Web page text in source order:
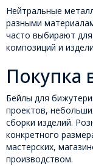
Нейтральные
разными
часто выбирают для
композиций и
Покупка
Бейлы для
проектов,
сборки изделий.
конкретного
мастерских,
производством.